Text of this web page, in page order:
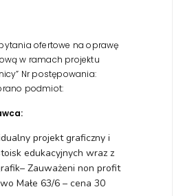
ofertowe na oprawę
w ramach projektu
Nr postępowania:
podmiot:
projekt graficzny i
edukacyjnych wraz z
Zauważeni non profit
Małe 63/6 – cena 30